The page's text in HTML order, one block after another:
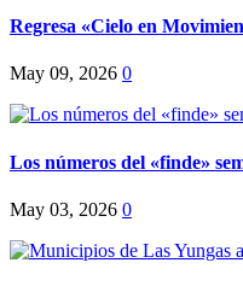
Regresa «Cielo en
May 09, 2026 0
Los números del «finde»
May 03, 2026 0